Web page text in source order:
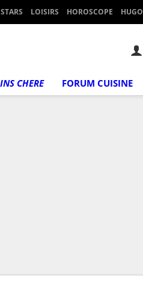
STARS LOISIRS HOROSCOPE HUGO
CHERE FORUM CUISINE